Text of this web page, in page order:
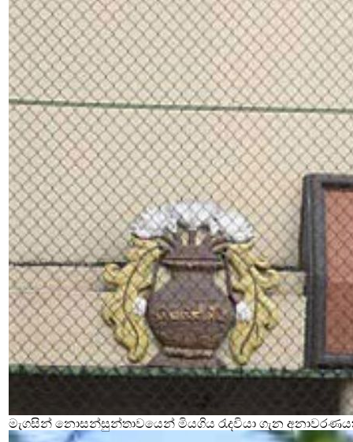
මැගසින් නොසන්සුන්තාවයෙන් මියගිය රැදවියා ගැන